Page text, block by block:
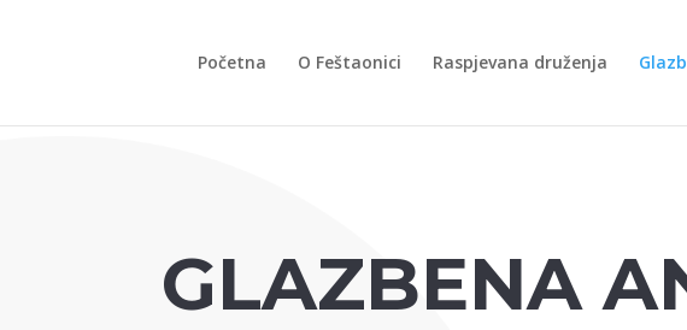
Početna O Feštaonici Raspjevana druženja
GLAZBENA